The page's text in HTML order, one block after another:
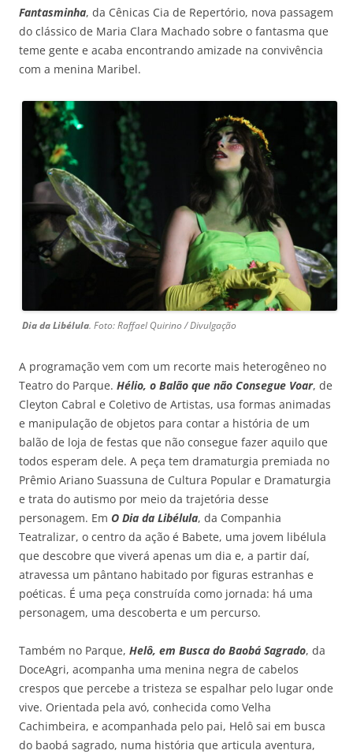
Fantasminha, da Cênicas Cia de Repertório, nova passagem
do clássico de Maria Clara Machado sobre o fantasma que
teme gente e acaba encontrando amizade na convivência
com a menina Maribel.
Dia da Libélula. Foto: Raffael Quirino / Divulgação
A programação vem com um recorte mais heterogêneo no
Teatro do Parque. Hélio, o Balão que não Consegue Voar, de
Cleyton Cabral e Coletivo de Artistas, usa formas animadas
e manipulação de objetos para contar a história de um
balão de loja de festas que não consegue fazer aquilo que
todos esperam dele. A peça tem dramaturgia premiada no
Prêmio Ariano Suassuna de Cultura Popular e Dramaturgia
e trata do autismo por meio da trajetória desse
personagem. Em O Dia da Libélula, da Companhia
Teatralizar, o centro da ação é Babete, uma jovem libélula
que descobre que viverá apenas um dia e, a partir daí,
atravessa um pântano habitado por figuras estranhas e
poéticas. É uma peça construída como jornada: há uma
personagem, uma descoberta e um percurso.
Também no Parque, Helô, em Busca do Baobá Sagrado, da
DoceAgri, acompanha uma menina negra de cabelos
crespos que percebe a tristeza se espalhar pelo lugar onde
vive. Orientada pela avó, conhecida como Velha
Cachimbeira, e acompanhada pelo pai, Helô sai em busca
do baobá sagrado, numa história que articula aventura,